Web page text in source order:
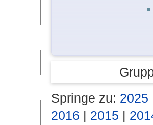
Springe zu: 2025
2016 | 2015 |